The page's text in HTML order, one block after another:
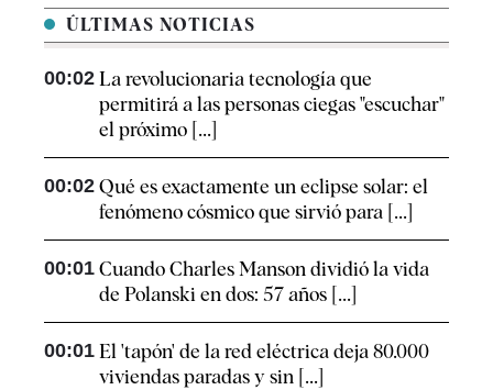
ÚLTIMAS NOTICIAS
00:02 La revolucionaria tecnología que
permitirá a las personas ciegas "escuchar"
el próximo [...]
00:02 Qué es exactamente un eclipse solar: el
fenómeno cósmico que sirvió para [...]
00:01 Cuando Charles Manson dividió la vida
de Polanski en dos: 57 años [...]
00:01 El 'tapón' de la red eléctrica deja 80.000
viviendas paradas y sin [...]